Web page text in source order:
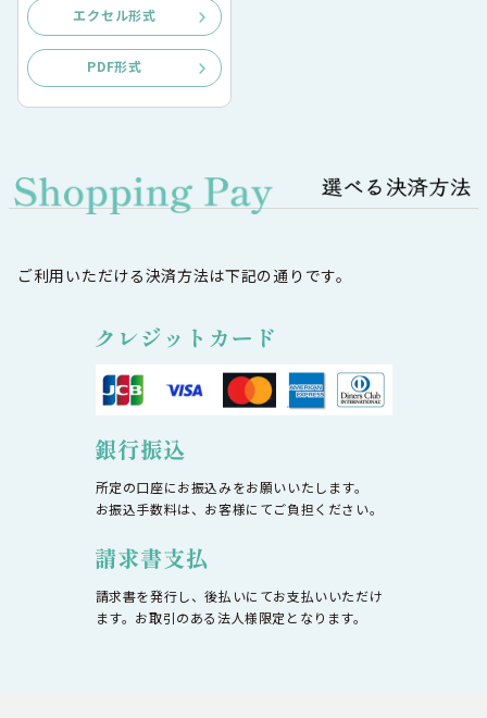
エクセル形式
PDF形式
ご利用いただける決済方法は下記の通りです。
所定の口座にお振込みをお願いいたします。
お振込手数料は、お客様にてご負担ください。
請求書を発行し、後払いにてお支払いいただけ
ます。お取引のある法人様限定となります。